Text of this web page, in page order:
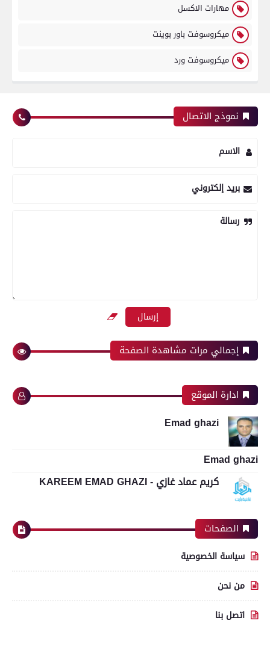
مهارات الاكسل
ميكروسوفت باور بوينت
ميكروسوفت ورد
نموذج الاتصال
الاسم
بريد إلكتروني
رسالة
إجمالي مرات مشاهدة الصفحة
ادارة الموقع
Emad ghazi
Emad ghazi
كريم عماد غازي - KAREEM EMAD GHAZI
الصفحات
سياسة الخصوصية
من نحن
اتصل بنا